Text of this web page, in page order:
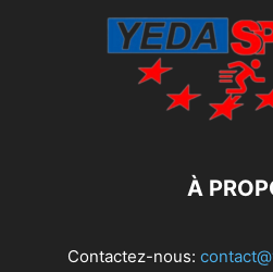
À
Contactez-nous: